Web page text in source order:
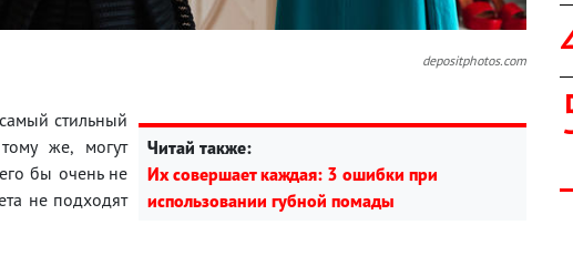
depositphotos.com
Читай также:
Их совершает каждая: 3 ошибки при
использовании губной помады
стильный
же, могут
бы очень не
не подходят